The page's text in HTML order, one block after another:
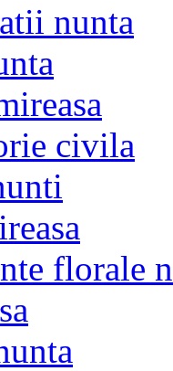
nunta
civila
florale